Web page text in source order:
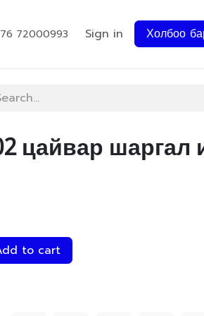
72000993 Sign in Холбоо
цайвар шаргал
to cart